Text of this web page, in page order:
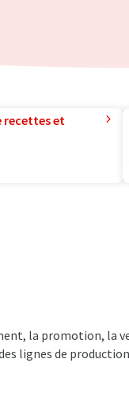
recettes et
la promotion, la
lignes de